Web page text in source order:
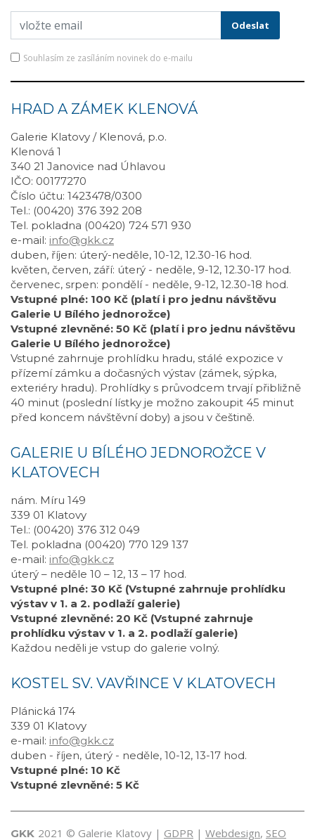
Souhlasím ze zasíláním novinek do e-mailu
HRAD A ZÁMEK KLENOVÁ
Galerie Klatovy / Klenová, p.o.
Klenová 1
340 21 Janovice nad Úhlavou
IČO: 00177270
Číslo účtu: 1423478/0300
Tel.: (00420) 376 392 208
Tel. pokladna (00420) 724 571 930
e-mail: info@gkk.cz
duben, říjen: úterý-neděle, 10-12, 12.30-16 hod.
květen, červen, září: úterý - neděle, 9-12, 12.30-17 hod.
červenec, srpen: pondělí - neděle, 9-12, 12.30-18 hod.
Vstupné plné: 100 Kč (platí i pro jednu návštěvu
Galerie U Bílého jednorožce)
Vstupné zlevněné: 50 Kč (platí i pro jednu návštěvu
Galerie U Bílého jednorožce)
Vstupné zahrnuje prohlídku hradu, stálé expozice v
přízemí zámku a dočasných výstav (zámek, sýpka,
exteriéry hradu). Prohlídky s průvodcem trvají přibližně
40 minut (poslední lístky je možno zakoupit 45 minut
před koncem návštěvní doby) a jsou v češtině.
GALERIE U BÍLÉHO JEDNOROŽCE V
KLATOVECH
nám. Míru 149
339 01 Klatovy
Tel.: (00420) 376 312 049
Tel. pokladna (00420) 770 129 137
e-mail: info@gkk.cz
úterý – neděle 10 – 12, 13 – 17 hod.
Vstupné plné: 30 Kč (Vstupné zahrnuje prohlídku
výstav v 1. a 2. podlaží galerie)
Vstupné zlevněné: 20 Kč (Vstupné zahrnuje
prohlídku výstav v 1. a 2. podlaží galerie)
Každou neděli je vstup do galerie volný.
KOSTEL SV. VAVŘINCE V KLATOVECH
Plánická 174
339 01 Klatovy
e-mail: info@gkk.cz
duben - říjen, úterý - neděle, 10-12, 13-17 hod.
Vstupné plné: 10 Kč
Vstupné zlevněné: 5 Kč
GKK 2021 © Galerie Klatovy | GDPR | Webdesign, SEO